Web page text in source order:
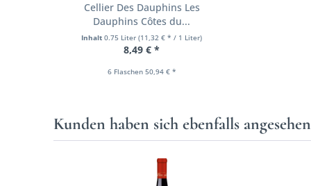
Cellier Des Dauphins Les
Dauphins Côtes du...
Inhalt0.75 Liter(11,32 € * / 1 Liter)
8,49 € *
6 Flaschen 50,94 € *
Kunden haben sich ebenfalls angesehen